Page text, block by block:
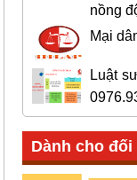
nồng
Mại
Luật
Dành cho đối